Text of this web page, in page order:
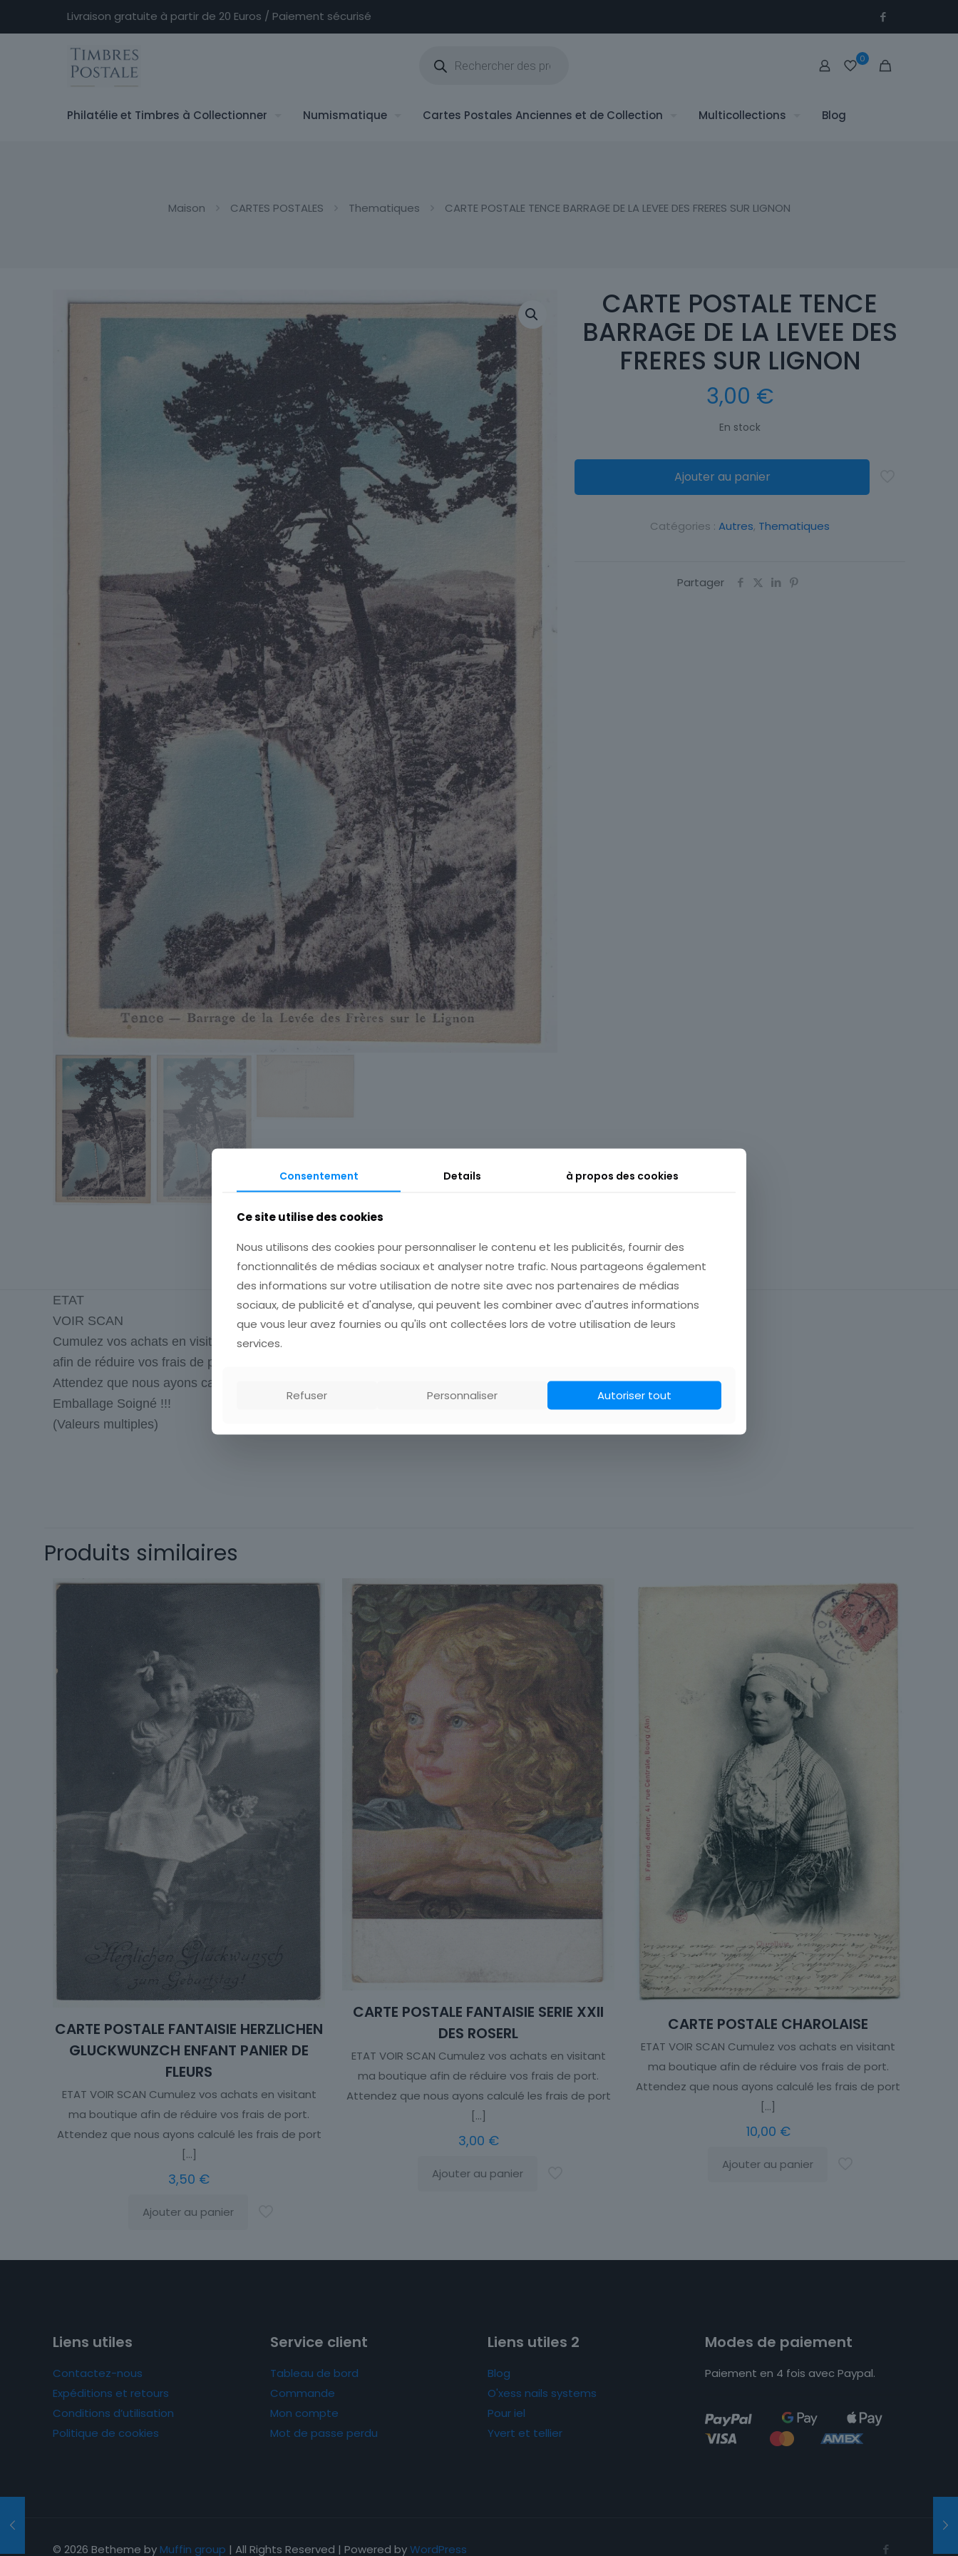
Livraison gratuite à partir de 20 Euros / Paiement sécurisé
produits
0
Philatélie et Timbres à Collectionner Numismatique Cartes Postales Anciennes et de Collection Multicollections Blog
Maison CARTES POSTALES Thematiques CARTE POSTALE TENCE BARRAGE DE LA LEVEE DES FRERES SUR LIGNON
CARTE POSTALE TENCE
BARRAGE DE LA LEVEE DES
FRERES SUR LIGNON
3,00 €
En stock
Ajouter au panier
Catégories : Autres, Thematiques
Partager
Description Informations complémentaires
ETAT
VOIR SCAN
Cumulez vos achats en visitant ma boutique
afin de réduire vos frais de port.
Attendez que nous ayons calculé les frais de port pour plusieurs achats avant de payer!
Emballage Soigné !!!
(Valeurs multiples)
Produits similaires
CARTE POSTALE FANTAISIE HERZLICHEN
GLUCKWUNZCH ENFANT PANIER DE
FLEURS
ETAT VOIR SCAN Cumulez vos achats en visitant
ma boutique afin de réduire vos frais de port.
Attendez que nous ayons calculé les frais de port
[…]
3,50 €
Ajouter au panier
CARTE POSTALE FANTAISIE SERIE XXII
DES ROSERL
ETAT VOIR SCAN Cumulez vos achats en visitant
ma boutique afin de réduire vos frais de port.
Attendez que nous ayons calculé les frais de port
[…]
3,00 €
Ajouter au panier
CARTE POSTALE CHAROLAISE
ETAT VOIR SCAN Cumulez vos achats en visitant
ma boutique afin de réduire vos frais de port.
Attendez que nous ayons calculé les frais de port
[…]
10,00 €
Ajouter au panier
Liens utiles
Contactez-nous
Expéditions et retours
Conditions d’utilisation
Politique de cookies
Service client
Tableau de bord
Commande
Mon compte
Mot de passe perdu
Liens utiles 2
Blog
O'xess nails systems
Pour iel
Yvert et tellier
Modes de paiement
Paiement en 4 fois avec Paypal.
© 2026 Betheme by Muffin group | All Rights Reserved | Powered byWordPress
Consentement Details à propos des cookies
Ce site utilise des cookies
Nous utilisons des cookies pour personnaliser le contenu et les publicités, fournir des
fonctionnalités de médias sociaux et analyser notre trafic. Nous partageons également
des informations sur votre utilisation de notre site avec nos partenaires de médias
sociaux, de publicité et d'analyse, qui peuvent les combiner avec d'autres informations
que vous leur avez fournies ou qu'ils ont collectées lors de votre utilisation de leurs
services.
Refuser Personnaliser Autoriser tout